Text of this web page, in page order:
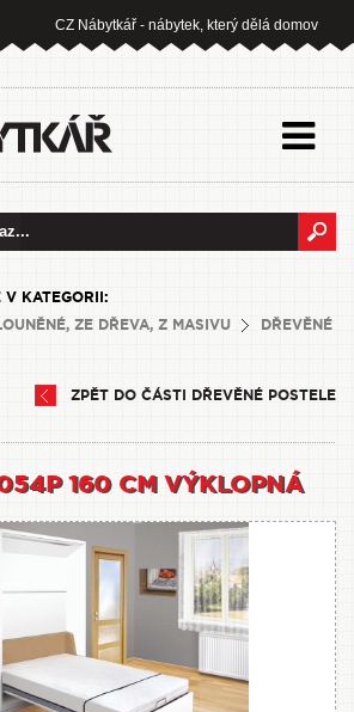
CZ Nábytkář - nábytek, který dělá domov
V KATEGORII:
ZE DŘEVA, Z MASIVU
DŘEVĚNÉ
ZPĚT DO ČÁSTI DŘEVĚNÉ POSTELE
160 CM VÝKLOPNÁ